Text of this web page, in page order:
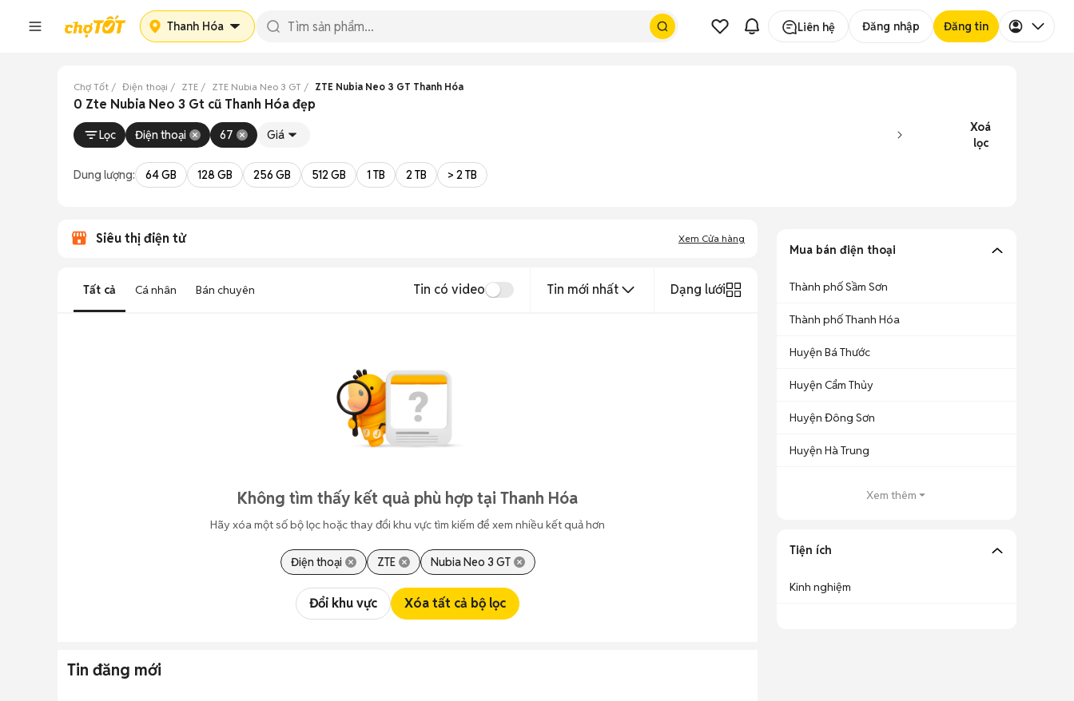
Thanh Hóa Liên hệ Đăng nhập Đăng tin
Chợ Tốt Điện thoại ZTE ZTE Nubia Neo 3 GT ZTE Nubia Neo 3 GT Thanh Hóa
0 Zte Nubia Neo 3 Gt cũ Thanh Hóa đẹp
Lọc Điện thoại 67 Giá
Xoá
lọc
Dung lượng: 64 GB 128 GB 256 GB 512 GB 1 TB 2 TB > 2 TB
Siêu thị điện tử Xem Cửa hàng
Tất cả Cá nhân Bán chuyên Tin có video Tin mới nhất Dạng lưới
Không tìm thấy kết quả phù hợp tại Thanh Hóa
Hãy xóa một số bộ lọc hoặc thay đổi khu vực tìm kiếm để xem nhiều kết quả hơn
Điện thoại ZTE Nubia Neo 3 GT
Đổi khu vực Xóa tất cả bộ lọc
Tin đăng mới
Mua bán điện thoại
Thành phố Sầm Sơn
Thành phố Thanh Hóa
Huyện Bá Thước
Huyện Cẩm Thủy
Huyện Đông Sơn
Huyện Hà Trung
Xem thêm
Tiện ích
Kinh nghiệm